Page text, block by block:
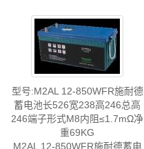
型号:M2AL 12-850WFR施耐德
蓄电池长526宽238高246总高
246端子形式M8内阻≤1.7mΩ净
重69KG
M2AL 12-850WFR施耐德蓄电